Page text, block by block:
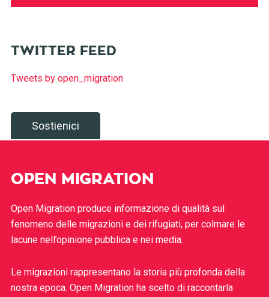
TWITTER FEED
Tweets by open_migration
Sostienici
OPEN MIGRATION
Open Migration produce informazione di qualità sul
fenomeno delle migrazioni e dei rifugiati, per colmare le
lacune nell’opinione pubblica e nei media.
Le migrazioni rappresentano la storia più profonda della
nostra epoca. Open Migration ha scelto di raccontarla